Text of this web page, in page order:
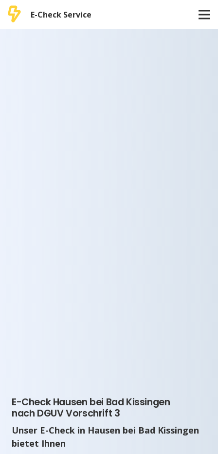
E-Check Service
E-Check Hausen bei Bad Kissingen
nach DGUV Vorschrift 3
Unser E-Check in Hausen bei Bad Kissingen
bietet Ihnen